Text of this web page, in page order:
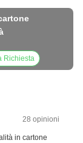
Richiesta
28 opinioni
in cartone